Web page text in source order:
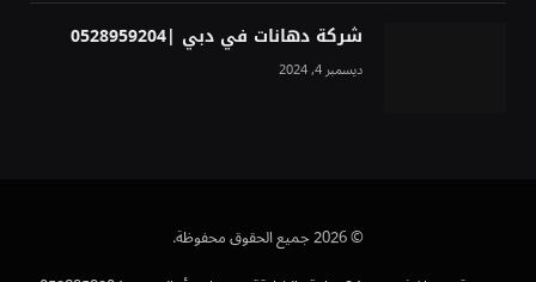
شركة دهانات في دبي |0528959204
ديسمبر 4, 2024
© 2026 جميع الحقوق محفوظة.